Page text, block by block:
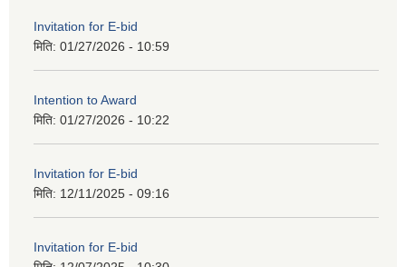
Invitation for E-bid
मिति: 01/27/2026 - 10:59
Intention to Award
मिति: 01/27/2026 - 10:22
Invitation for E-bid
मिति: 12/11/2025 - 09:16
Invitation for E-bid